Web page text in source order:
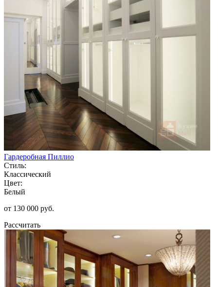
Гардеробная Пиллио
Стиль:
Классический
Цвет:
Белый
от 130 000 руб.
Рассчитать